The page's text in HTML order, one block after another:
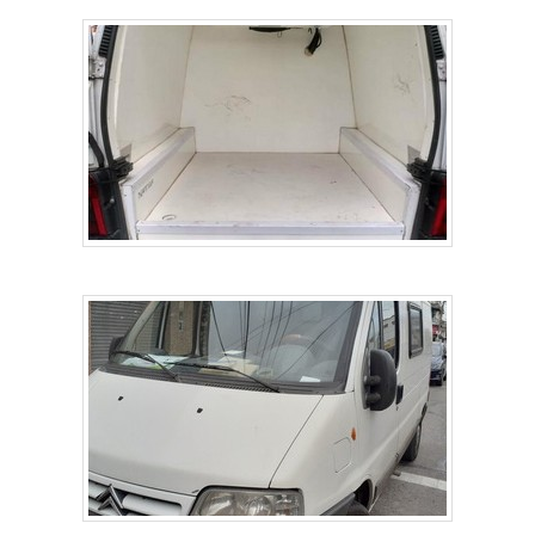
com um dos nossos consultores e solicite um orçamento!.